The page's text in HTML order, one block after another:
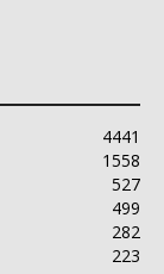
4441
1558
527
499
282
223